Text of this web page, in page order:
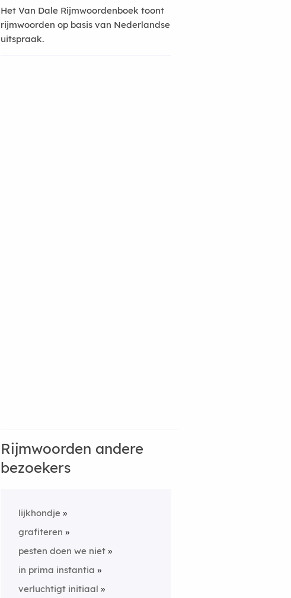
Het Van Dale Rijmwoordenboek toont
rijmwoorden op basis van Nederlandse
uitspraak.
Rijmwoorden andere
bezoekers
lijkhondje
grafiteren
pesten doen we niet
in prima instantia
verluchtigt initiaal